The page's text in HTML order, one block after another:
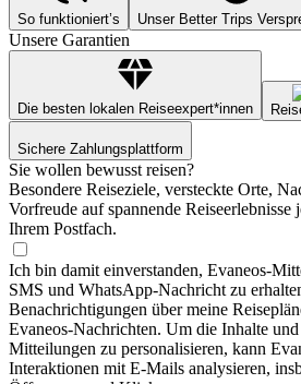
So funktioniert’s Unser Better Trips
Unsere Garantien
Die besten lokalen Reiseexpert*innen
Sichere Zahlungsplattform
Sie wollen bewusst reisen?
Besondere Reiseziele, versteckte Orte,
Vorfreude auf spannende Reiseerlebnisse
Ihrem Postfach.
Ich bin damit einverstanden, Evaneos-
SMS und WhatsApp-Nachricht zu
Benachrichtigungen über meine
Evaneos-Nachrichten. Um die Inhalte
Mitteilungen zu personalisieren, kann
Interaktionen mit E-Mails analysieren,